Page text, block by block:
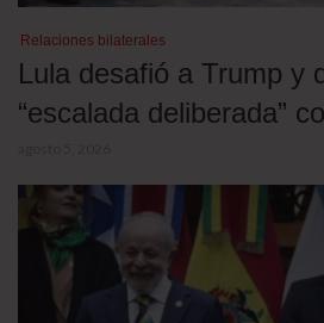
Relaciones bilaterales
Lula desafió a Trump y
“escalada deliberada”